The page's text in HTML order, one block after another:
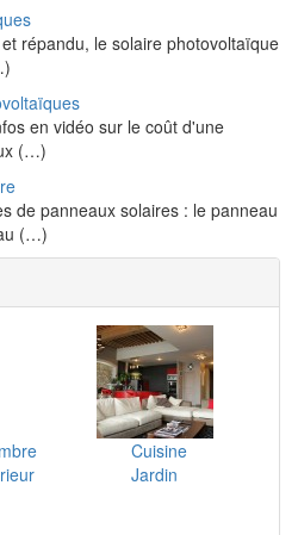
répandu, le solaire photovoltaïque
en vidéo sur le coût d'une
(…)
de panneaux solaires : le panneau
(…)
Cuisine
Jardin